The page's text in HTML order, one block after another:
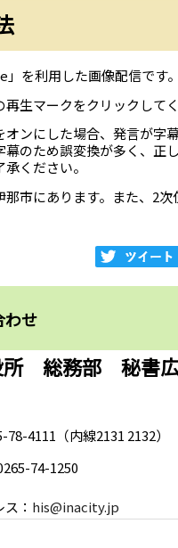
」を利用した画像配信です。
再生マークをクリックしてく
オンにした場合、発言が字
幕のため誤変換が多く、正
ください。
那市にあります。また、2次
わせ
所 総務部 秘書
78-4111（内線2131 2132）
74-1250
： his@inacity.jp